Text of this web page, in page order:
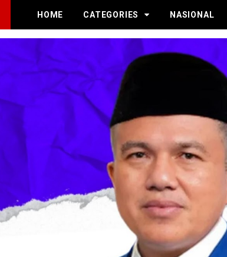
HOME CATEGORIES NASIONAL